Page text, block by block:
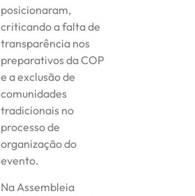
posicionaram,
criticando a falta de
transparência nos
preparativos da COP
e a exclusão de
comunidades
tradicionais no
processo de
organização do
evento.
Na Assembleia